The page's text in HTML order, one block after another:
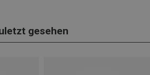
gesehen